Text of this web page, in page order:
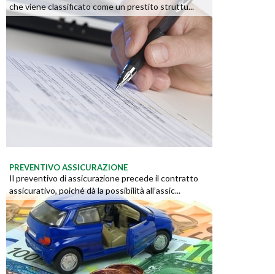
che viene classificato come un prestito struttu...
PREVENTIVO ASSICURAZIONE
Il preventivo di assicurazione precede il contratto
assicurativo, poiché dà la possibilità all’assic...